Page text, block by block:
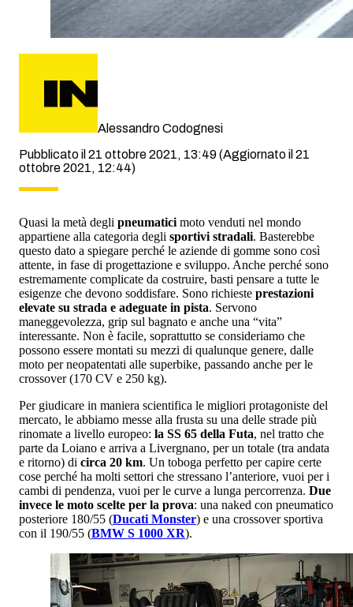
Alessandro Codognesi
Pubblicato il 21 ottobre 2021, 13:49(Aggiornato il 21
ottobre 2021, 12:44)
Quasi la metà degli pneumatici moto venduti nel mondo
appartiene alla categoria degli sportivi stradali. Basterebbe
questo dato a spiegare perché le aziende di gomme sono così
attente, in fase di progettazione e sviluppo. Anche perché sono
estremamente complicate da costruire, basti pensare a tutte le
esigenze che devono soddisfare. Sono richieste prestazioni
elevate su strada e adeguate in pista. Servono
maneggevolezza, grip sul bagnato e anche una “vita”
interessante. Non è facile, soprattutto se consideriamo che
possono essere montati su mezzi di qualunque genere, dalle
moto per neopatentati alle superbike, passando anche per le
crossover (170 CV e 250 kg).
Per giudicare in maniera scientifica le migliori protagoniste del
mercato, le abbiamo messe alla frusta su una delle strade più
rinomate a livello europeo: la SS 65 della Futa, nel tratto che
parte da Loiano e arriva a Livergnano, per un totale (tra andata
e ritorno) di circa 20 km. Un toboga perfetto per capire certe
cose perché ha molti settori che stressano l’anteriore, vuoi per i
cambi di pendenza, vuoi per le curve a lunga percorrenza. Due
invece le moto scelte per la prova: una naked con pneumatico
posteriore 180/55 (Ducati Monster) e una crossover sportiva
con il 190/55 (BMW S 1000 XR).